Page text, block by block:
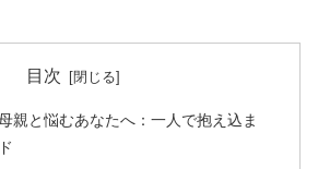
目次
親と悩むあなたへ：一人で抱え込ま